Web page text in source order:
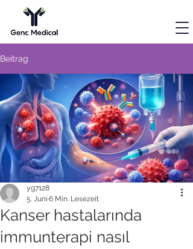
Beitrag
Kanser hastalarında
immunterapi nasıl
yg7128
5. Juni 6 Min. Lesezeit